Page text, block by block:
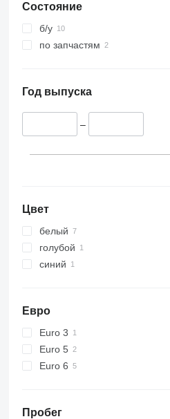
Состояние
б/у
по запчастям
Год выпуска
–
Цвет
белый
голубой
синий
Евро
Euro 3
Euro 5
Euro 6
Пробег